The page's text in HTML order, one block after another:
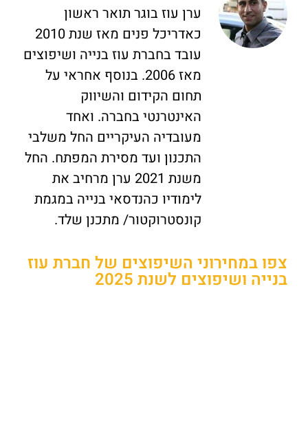
ערן עוז בוגר תואר ראשון
כאדריכל פנים מאז שנת 2010
עובד בחברת עוז בנייה ושיפוצים
מאז 2006. בנוסף אחראי על
תחום הקידום והשיווק
האינטרנטי בחברה. ואחד
מעובדיה העיקריים החל משלבי
התכנון ועד מסירת המפתח. החל
משנת 2021 ערן מרחיב את
לימודיו כהנדסאי בנייה במגמת
קונסטרוקטור/ מתכנן שלד.
צפו במחירוני השיפוצים של חברת עוז
בנייה ושיפוצים לשנת 2025